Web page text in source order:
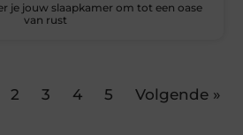
je jouw slaapkamer om tot een oase
van rust
2 3 4 5 Volgende »